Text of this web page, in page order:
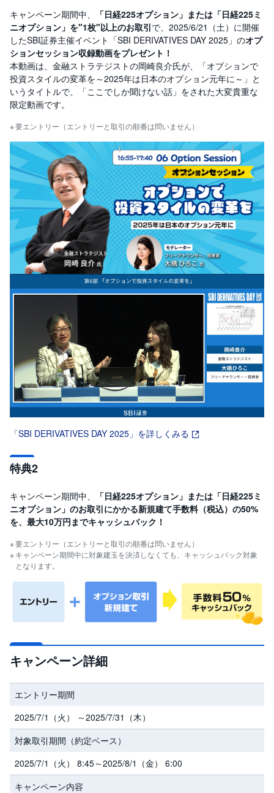
・
オ
プ
シ
ョ
ン
商
品
先
物
・
銀
・
プ
ラ
チ
外
貨
建
M
M
F
NE
W
取
り
っ
く
株
3
6
5)
頭
C
F
D
S
T(
セ
ュ
リ
テ
ィ
ト
ク
ン
S
ラ
ッ
プ
ボ
ド
(
O
B
O
P
キャンペーン期間中、
「日経225オプション」または「日経225ミ
ニオプション」を"1枚"以上のお取引で、2025/6/21（土）に開催
したSBI証券主催イベント「SBI DERIVATIVES DAY 2025」のオプ
ションセッション収録動画をプレゼント！
本動画は、金融ストラテジストの岡崎良介氏が、「オプションで
投資スタイルの変革を～2025年は日本のオプション元年に～」と
いうタイトルで、「ここでしか聞けない話」をされた大変貴重な
限定動画です。
要エントリー（エントリーと取引の順番は問いません）
「SBI DERIVATIVES DAY 2025」を詳しくみる
特典2
キャンペーン期間中、
「日経225オプション」または「日経225ミ
ニオプション」のお取引にかかる新規建て手数料（税込）の50%
を、最大10万円までキャッシュバック！
要エントリー（エントリーと取引の順番は問いません）
キャンペーン期間中に対象建玉を決済しなくても、キャッシュバック対象
となります。
キャンペーン詳細
エントリー期間
2025/7/1（火） ～2025/7/31（木）
対象取引期間（約定ベース）
2025/7/1（火） 8:45～2025/8/1（金） 6:00
キャンペーン内容